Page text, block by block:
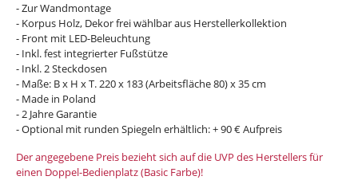
- Zur Wandmontage
- Korpus Holz, Dekor frei wählbar aus Herstellerkollektion
- Front mit LED-Beleuchtung
- Inkl. fest integrierter Fußstütze
- Inkl. 2 Steckdosen
- Maße: B x H x T. 220 x 183 (Arbeitsfläche 80) x 35 cm
- Made in Poland
- 2 Jahre Garantie
- Optional mit runden Spiegeln erhältlich: + 90 € Aufpreis
Der angegebene Preis bezieht sich auf die UVP des Herstellers für
einen Doppel-Bedienplatz (Basic Farbe)!